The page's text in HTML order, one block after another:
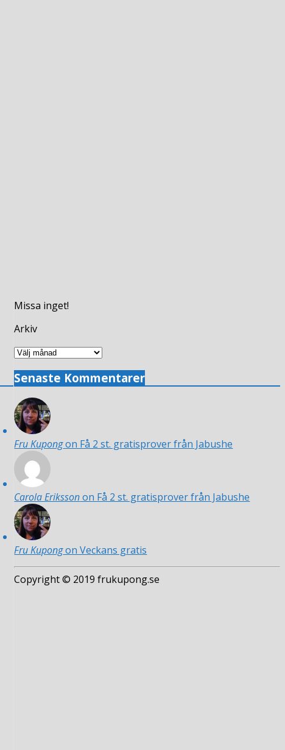
Missa inget!
Arkiv
Arkiv
Senaste Kommentarer
Fru Kupongon Få 2 st. gratisprover från Jabushe
Carola Erikssonon Få 2 st. gratisprover från Jabushe
Fru Kupongon Veckans gratis
Copyright © 2019 frukupong.se